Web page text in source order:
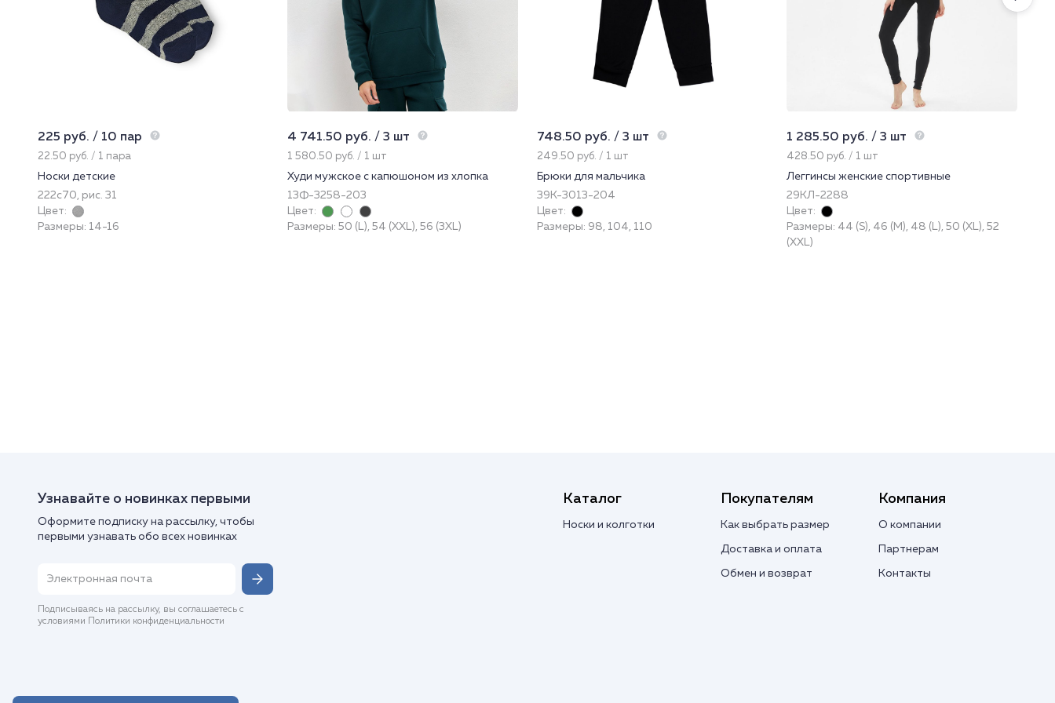
225 руб. / 10 пар
22.50 руб. / 1 пара
Носки детские
222с70, рис. 31
Цвет:
Размеры: 14-16
4 741.50 руб. / 3 шт
1 580.50 руб. / 1 шт
Худи мужское с капюшоном из хлопка
13Ф-3258-203
Цвет:
Размеры: 50 (L), 54 (XXL), 56 (3XL)
748.50 руб. / 3 шт
249.50 руб. / 1 шт
Брюки для мальчика
39К-3013-204
Цвет:
Размеры: 98, 104, 110
1 285.50 руб. / 3 шт
428.50 руб. / 1 шт
Леггинсы женские спортивные
29КЛ-2288
Цвет:
Размеры: 44 (S), 46 (M), 48 (L), 50 (XL), 52
(XXL)
Узнавайте о новинках первыми
Оформите подписку на рассылку, чтобы
первыми узнавать обо всех новинках
Подписываясь на рассылку, вы соглашаетесь с
условиями Политики конфиденциальности
Каталог
Носки и колготки
Покупателям
Как выбрать размер
Доставка и оплата
Обмен и возврат
Компания
О компании
Партнерам
Контакты